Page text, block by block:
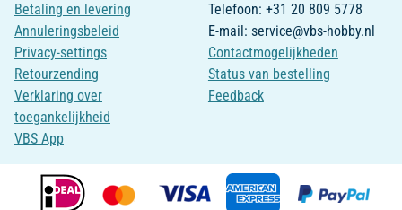
Betaling en levering
Annuleringsbeleid
Privacy-settings
Retourzending
Verklaring over
toegankelijkheid
VBS App
Telefoon: +31 20 809 5778
E-mail: service@vbs-hobby.nl
Contactmogelijkheden
Status van bestelling
Feedback